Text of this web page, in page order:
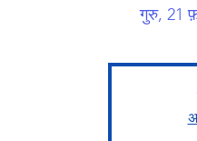
गुरु, 21